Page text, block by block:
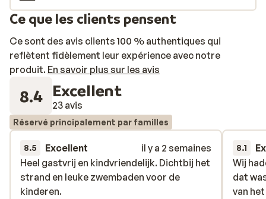
Ce que les clients pensent
Ce sont des avis clients 100 % authentiques qui
reflètent fidèlement leur expérience avec notre
produit. En savoir plus sur les avis
8.4 Excellent
23 avis
Réservé principalement par familles
8.5 Excellent
il y a 2 semaines
Heel gastvrij en kindvriendelijk. Dichtbij het
strand en leuke zwembaden voor de
kinderen.
Heel gastvrij en kindvriendelijk. Dichtbij het
strand en leuke zwembaden voor de
kinderen.
8.1
Wij
dat
van
Wij
dat
van